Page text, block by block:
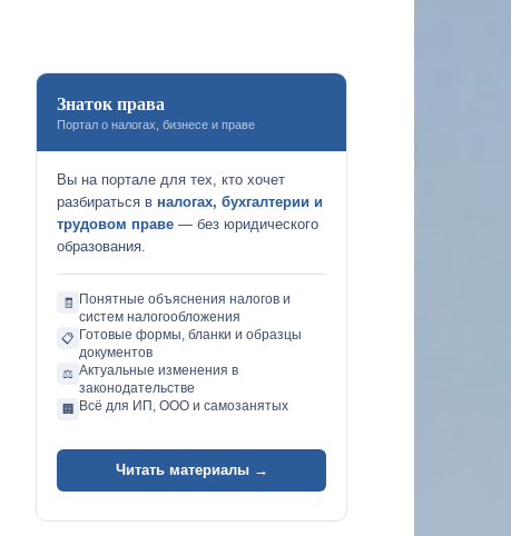
Знаток права
Портал о налогах, бизнесе и праве
Вы на портале для тех, кто хочет
разбираться в налогах, бухгалтерии и
трудовом праве — без юридического
образования.
🧾
Понятные объяснения налогов и
систем налогообложения
📋 Готовые формы, бланки и образцы
документов
⚖️ Актуальные изменения в
законодательстве
🏢 Всё для ИП, ООО и самозанятых
Читать материалы →